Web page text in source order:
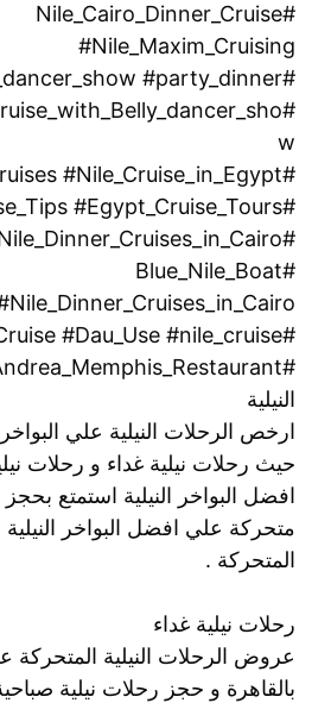
#Nile_Cairo_Dinner_Cruise
#Nile_Maxim_Cruising
#Belly_dancer_show #party_dinner
w
#Best_Nile_Cruises #Nile_Cruise_in_Egypt
#Nile_Cruise_Tips #Egypt_Cruise_Tours
#Nile_Cruises #Nile_Dinner_Cruises_in_Cairo
#Blue_Nile_Boat
#Nile_Egypt_Cruise #Dau_Use #nile_cruise
النيلية
ارخص الرحلات النيلية علي البواخر
حيث رحلات نيلية غداء و رحلات
افضل البواخر النيلية استمتع بحجز
متحركة علي افضل البواخر النيلية
المتحركة .
رحلات نيلية غداء
عروض الرحلات النيلية المتحركة
بالقاهرة و حجز رحلات نيلية